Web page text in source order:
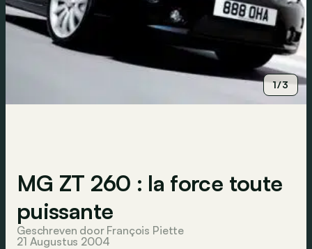
1/3
MG ZT 260 : la force toute
puissante
Geschreven door François Piette
21 Augustus 2004